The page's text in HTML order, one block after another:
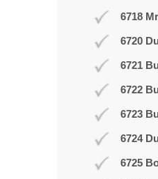
6718
6720
6721
6722
6723
6724
6725